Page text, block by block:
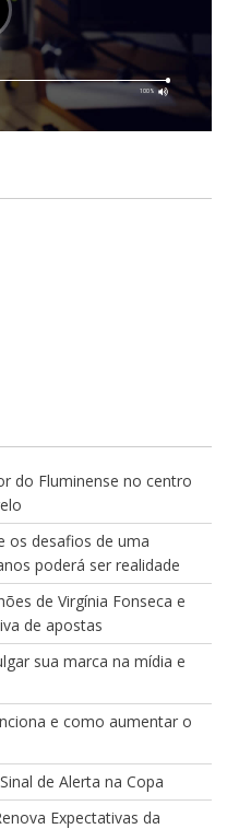
do Fluminense no centro
os desafios de uma
poderá ser realidade
de Virgínia Fonseca e
de apostas
sua marca na mídia e
e como aumentar o
de Alerta na Copa
Expectativas da